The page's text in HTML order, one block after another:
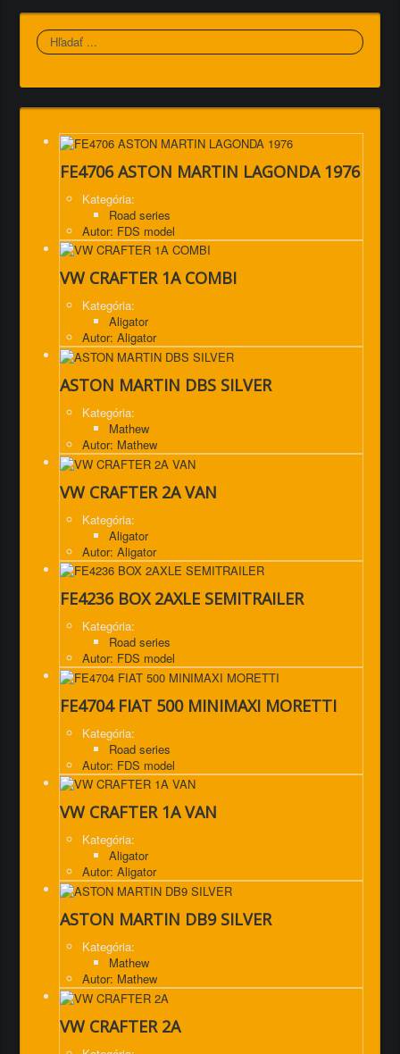
Hľadať
FE4706 ASTON MARTIN LAGONDA 1976
Kategória:
Road series
Autor: FDS model
VW CRAFTER 1A COMBI
Kategória:
Aligator
Autor: Aligator
ASTON MARTIN DBS SILVER
Kategória:
Mathew
Autor: Mathew
VW CRAFTER 2A VAN
Kategória:
Aligator
Autor: Aligator
FE4236 BOX 2AXLE SEMITRAILER
Kategória:
Road series
Autor: FDS model
FE4704 FIAT 500 MINIMAXI MORETTI
Kategória:
Road series
Autor: FDS model
VW CRAFTER 1A VAN
Kategória:
Aligator
Autor: Aligator
ASTON MARTIN DB9 SILVER
Kategória:
Mathew
Autor: Mathew
VW CRAFTER 2A